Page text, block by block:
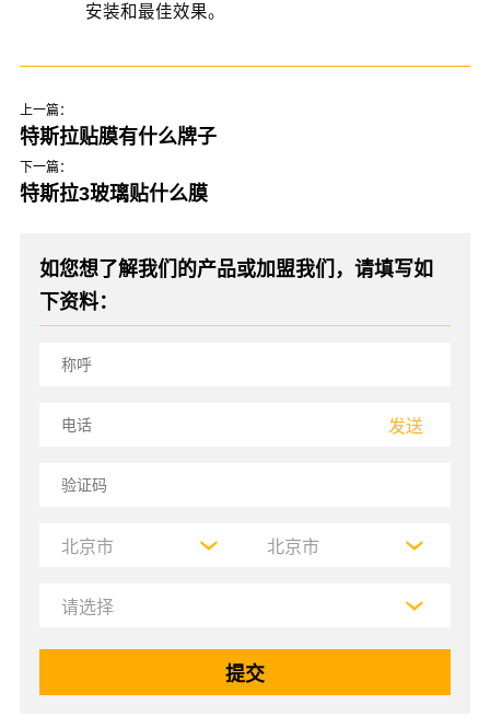
安装和最佳效果。
上一篇：
特斯拉贴膜有什么牌子
下一篇：
特斯拉3玻璃贴什么膜
如您想了解我们的产品或加盟我们，请填写如
下资料：
发送